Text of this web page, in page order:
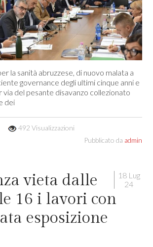
la sanità abruzzese, di nuovo malata a
governance degli ultimi cinque anni e
via del pesante disavanzo collezionato
dei
492 Visualizzazioni
Pubblicato da admin
18 Lug
24
vieta dalle
16 i lavori con
esposizione